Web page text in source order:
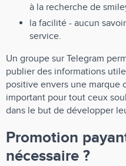
à la recherche de
la facilité - aucun
service.
Un groupe sur Telegram
publier des informations
positive envers une marque
important pour tout ceux
dans le but de développer
Promotion
nécessaire ?